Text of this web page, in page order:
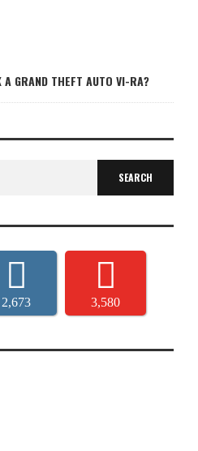
A GRAND THEFT AUTO VI-RA?
2,673 3,580